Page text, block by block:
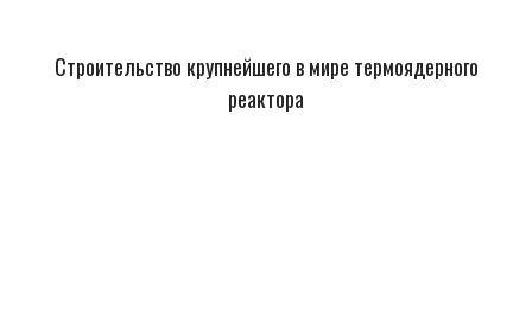
Строительство крупнейшего в мире термоядерного
реактора